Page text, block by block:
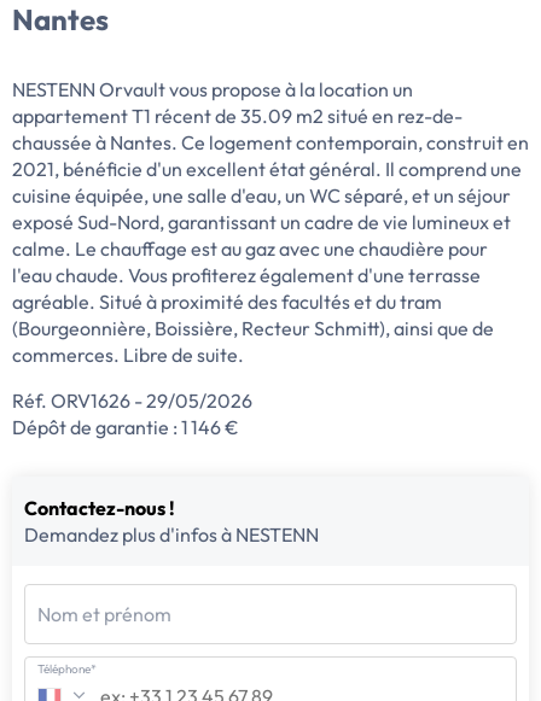
Nantes
NESTENN Orvault vous propose à la location un
appartement T1 récent de 35.09 m2 situé en rez-de-
chaussée à Nantes. Ce logement contemporain, construit en
2021, bénéficie d'un excellent état général. Il comprend une
cuisine équipée, une salle d'eau, un WC séparé, et un séjour
exposé Sud-Nord, garantissant un cadre de vie lumineux et
calme. Le chauffage est au gaz avec une chaudière pour
l'eau chaude. Vous profiterez également d'une terrasse
agréable. Situé à proximité des facultés et du tram
(Bourgeonnière, Boissière, Recteur Schmitt), ainsi que de
commerces. Libre de suite.
Réf. ORV1626 - 29/05/2026
Dépôt de garantie : 1 146 €
Contactez-nous !
Demandez plus d'infos à NESTENN
Nom et prénom
Téléphone*